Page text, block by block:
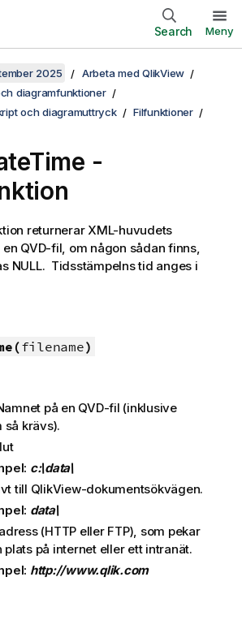
Search Meny
2025
Arbeta med QlikView
diagramfunktioner
och diagramuttryck
Filfunktioner
-
returnerar XML-huvudets
QVD-fil, om någon sådan finns,
NULL. Tidsstämpelns tid anges i
filename)
på en QVD-fil (inklusive
så krävs).
c:\data\
till QlikView-dokumentsökvägen.
data\
(HTTP eller FTP), som pekar
plats på internet eller ett intranät.
http://www.qlik.com